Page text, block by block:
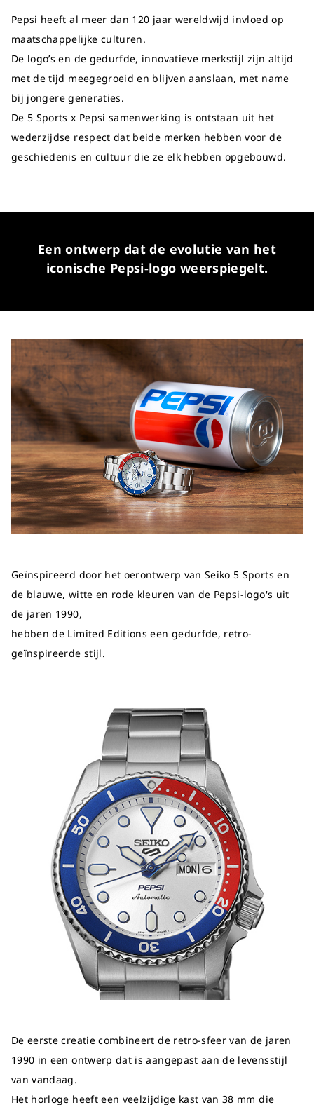
Pepsi heeft al meer dan 120 jaar wereldwijd invloed op
maatschappelijke culturen.
De logo’s en de gedurfde, innovatieve merkstijl zijn altijd
met de tijd meegegroeid en blijven aanslaan, met name
bij jongere generaties.
De 5 Sports x Pepsi samenwerking is ontstaan uit het
wederzijdse respect dat beide merken hebben voor de
geschiedenis en cultuur die ze elk hebben opgebouwd.
Een ontwerp dat de evolutie van het
iconische Pepsi-logo weerspiegelt.
Geïnspireerd door het oerontwerp van Seiko 5 Sports en
de blauwe, witte en rode kleuren van de Pepsi-logo's uit
de jaren 1990,
hebben de Limited Editions een gedurfde, retro-
geïnspireerde stijl.
De eerste creatie combineert de retro-sfeer van de jaren
1990 in een ontwerp dat is aangepast aan de levensstijl
van vandaag.
Het horloge heeft een veelzijdige kast van 38 mm die